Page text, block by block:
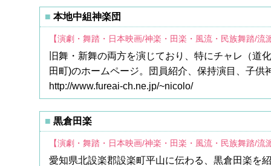
本地中組神楽団
【演劇・舞踏・日本映画/神楽・田楽・風流・民族舞踏/流
旧舞・新舞の両方を演じており、特にチャレ（
田町)のホームページ。団員紹介、保持演目、子
http://www.fureai-ch.ne.jp/~nicolo/
黒倉田楽
【演劇・舞踏・日本映画/神楽・田楽・風流・民族舞踏/流
愛知県北設楽郡設楽町平山に伝わる、黒倉田楽を